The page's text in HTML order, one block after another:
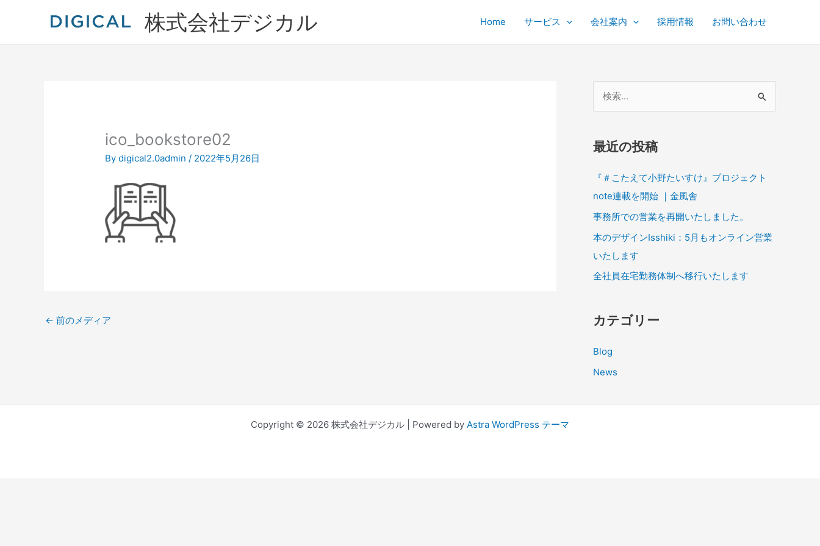
株式会社デジカル Home サービス 会社案内 採用情報 お問い合わせ
ico_bookstore02
Bydigical2.0admin/ 2022年5月26日
← 前のメディア
象
最近の投稿
『＃こたえて小野たいすけ』プロジェクト
note連載を開始 ｜金風舎
事務所での営業を再開いたしました。
本のデザインIsshiki：5月もオンライン営業
いたします
全社員在宅勤務体制へ移行いたします
カテゴリー
Blog
News
Copyright © 2026 株式会社デジカル | Powered by Astra WordPress テーマ